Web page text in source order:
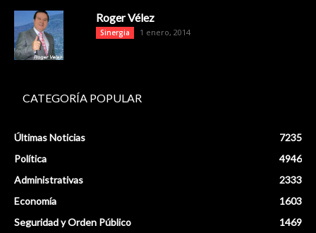
Roger Vélez
Sinergia 1 enero, 2014
CATEGORÍA POPULAR
Últimas Noticias
7235
Política
4946
Administrativas
2333
Economía
1603
Seguridad y Orden Público
1469